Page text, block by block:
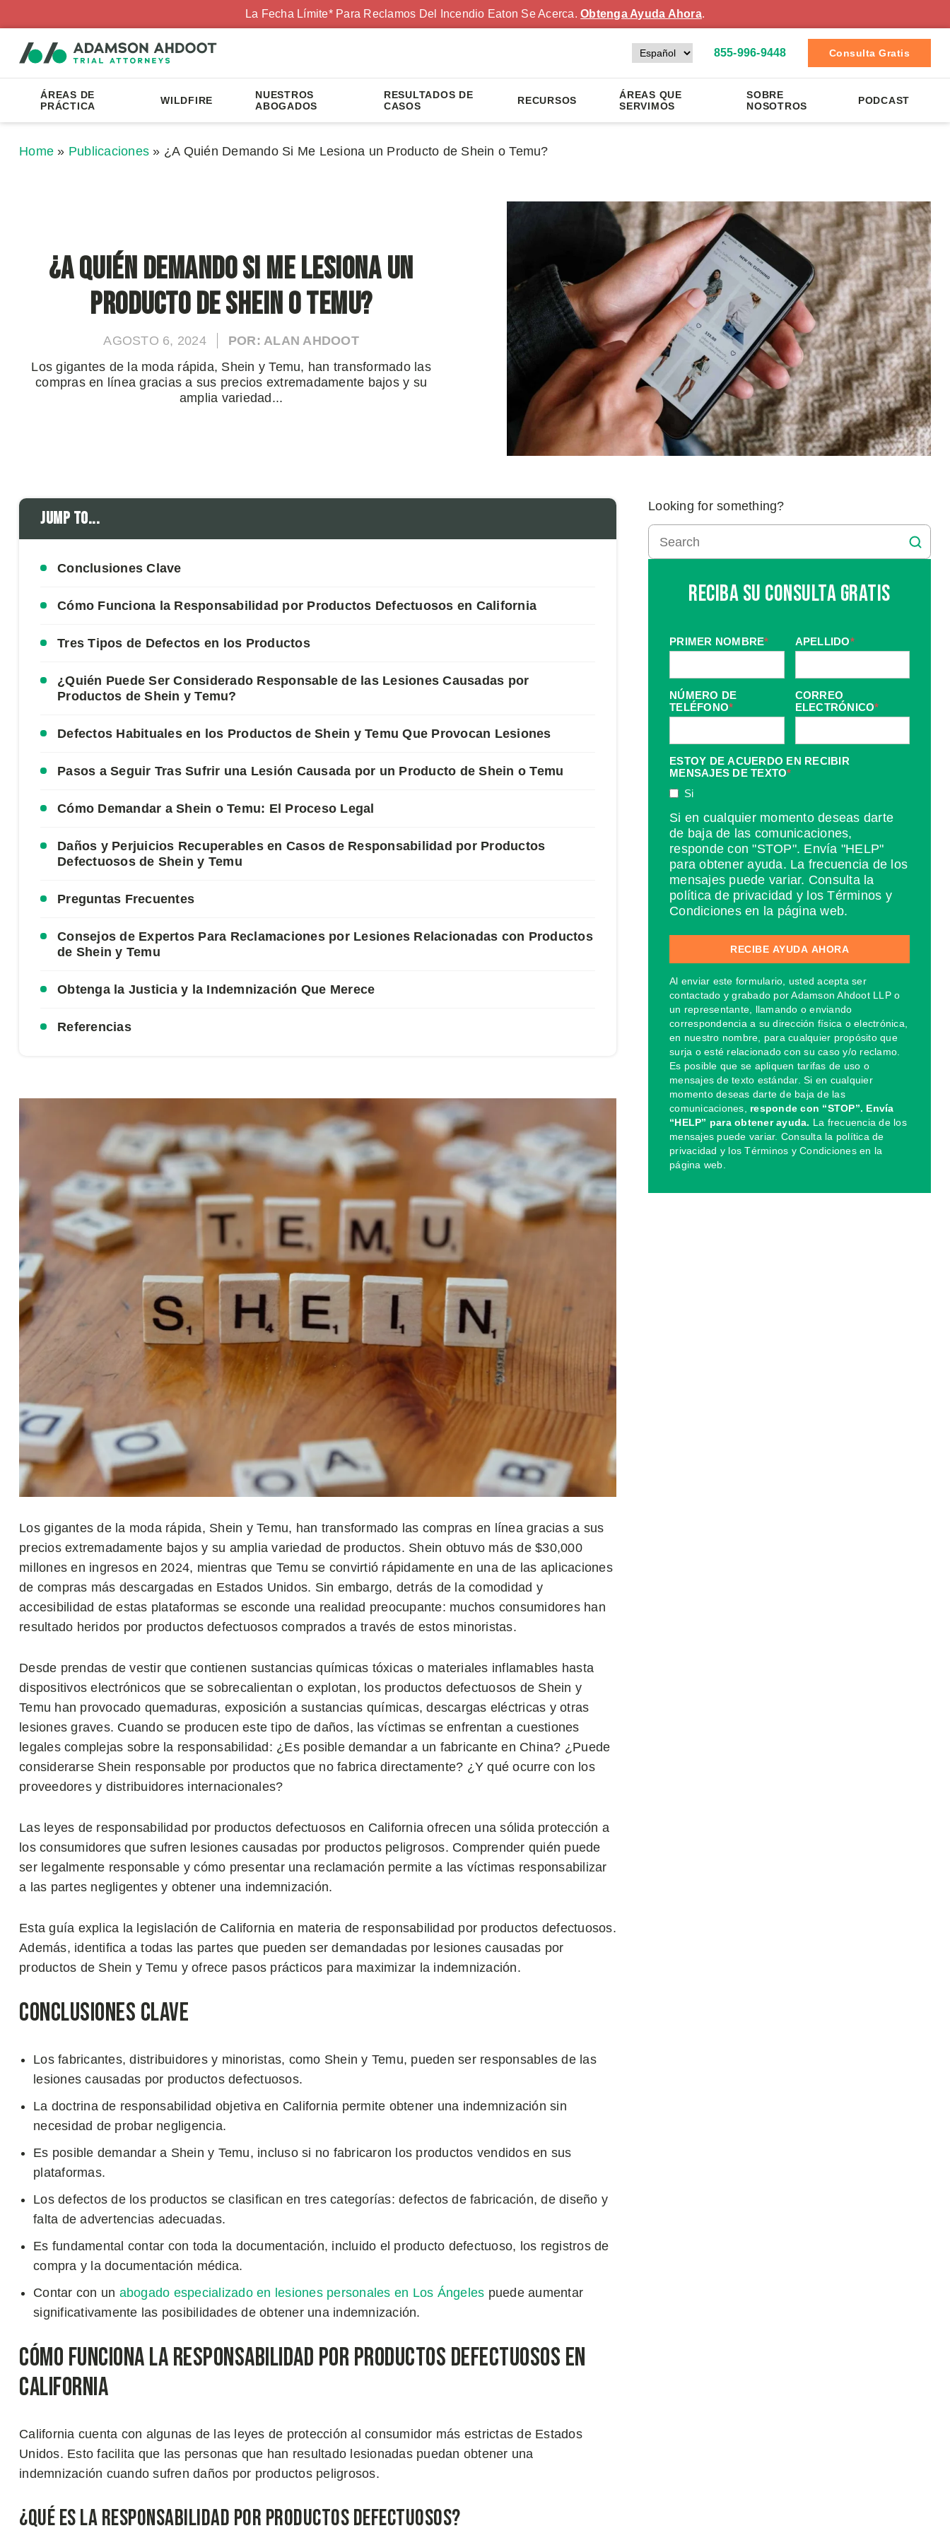
La Fecha Límite* Para Reclamos Del Incendio Eaton Se Acerca.Obtenga Ayuda Ahora.
855-996-9448 Consulta Gratis
ÁREAS DE
PRÁCTICA
WILDFIRE
NUESTROS
ABOGADOS
RESULTADOS DE
CASOS
RECURSOS
ÁREAS QUE
SERVIMOS
SOBRE
NOSOTROS
PODCAST
Home » Publicaciones » ¿A Quién Demando Si Me Lesiona un Producto de Shein o Temu?
¿A Quién Demando Si Me Lesiona un
Producto de Shein o Temu?
AGOSTO 6, 2024
POR: ALAN AHDOOT
Los gigantes de la moda rápida, Shein y Temu, han transformado las
compras en línea gracias a sus precios extremadamente bajos y su
amplia variedad...
Jump to...
Conclusiones Clave
Cómo Funciona la Responsabilidad por Productos Defectuosos en California
Tres Tipos de Defectos en los Productos
¿Quién Puede Ser Considerado Responsable de las Lesiones Causadas por
Productos de Shein y Temu?
Defectos Habituales en los Productos de Shein y Temu Que Provocan Lesiones
Pasos a Seguir Tras Sufrir una Lesión Causada por un Producto de Shein o Temu
Cómo Demandar a Shein o Temu: El Proceso Legal
Daños y Perjuicios Recuperables en Casos de Responsabilidad por Productos
Defectuosos de Shein y Temu
Preguntas Frecuentes
Consejos de Expertos Para Reclamaciones por Lesiones Relacionadas con Productos
de Shein y Temu
Obtenga la Justicia y la Indemnización Que Merece
Referencias
Los gigantes de la moda rápida, Shein y Temu, han transformado las compras en línea gracias a sus
precios extremadamente bajos y su amplia variedad de productos. Shein obtuvo más de $30,000
millones en ingresos en 2024, mientras que Temu se convirtió rápidamente en una de las aplicaciones
de compras más descargadas en Estados Unidos. Sin embargo, detrás de la comodidad y
accesibilidad de estas plataformas se esconde una realidad preocupante: muchos consumidores han
resultado heridos por productos defectuosos comprados a través de estos minoristas.
Desde prendas de vestir que contienen sustancias químicas tóxicas o materiales inflamables hasta
dispositivos electrónicos que se sobrecalientan o explotan, los productos defectuosos de Shein y
Temu han provocado quemaduras, exposición a sustancias químicas, descargas eléctricas y otras
lesiones graves. Cuando se producen este tipo de daños, las víctimas se enfrentan a cuestiones
legales complejas sobre la responsabilidad: ¿Es posible demandar a un fabricante en China? ¿Puede
considerarse Shein responsable por productos que no fabrica directamente? ¿Y qué ocurre con los
proveedores y distribuidores internacionales?
Las leyes de responsabilidad por productos defectuosos en California ofrecen una sólida protección a
los consumidores que sufren lesiones causadas por productos peligrosos. Comprender quién puede
ser legalmente responsable y cómo presentar una reclamación permite a las víctimas responsabilizar
a las partes negligentes y obtener una indemnización.
Esta guía explica la legislación de California en materia de responsabilidad por productos defectuosos.
Además, identifica a todas las partes que pueden ser demandadas por lesiones causadas por
productos de Shein y Temu y ofrece pasos prácticos para maximizar la indemnización.
Conclusiones Clave
Los fabricantes, distribuidores y minoristas, como Shein y Temu, pueden ser responsables de las
lesiones causadas por productos defectuosos.
La doctrina de responsabilidad objetiva en California permite obtener una indemnización sin
necesidad de probar negligencia.
Es posible demandar a Shein y Temu, incluso si no fabricaron los productos vendidos en sus
plataformas.
Los defectos de los productos se clasifican en tres categorías: defectos de fabricación, de diseño y
falta de advertencias adecuadas.
Es fundamental contar con toda la documentación, incluido el producto defectuoso, los registros de
compra y la documentación médica.
Contar con un abogado especializado en lesiones personales en Los Ángeles puede aumentar
significativamente las posibilidades de obtener una indemnización.
Cómo Funciona la Responsabilidad por Productos Defectuosos en
California
California cuenta con algunas de las leyes de protección al consumidor más estrictas de Estados
Unidos. Esto facilita que las personas que han resultado lesionadas puedan obtener una
indemnización cuando sufren daños por productos peligrosos.
¿Qué es la Responsabilidad Por Productos Defectuosos?
Looking for something?
Reciba Su Consulta Gratis
PRIMER NOMBRE* APELLIDO*
NÚMERO DE
TELÉFONO*
CORREO
ELECTRÓNICO*
ESTOY DE ACUERDO EN RECIBIR
MENSAJES DE TEXTO*
Si
Si en cualquier momento deseas darte
de baja de las comunicaciones,
responde con "STOP". Envía "HELP"
para obtener ayuda. La frecuencia de los
mensajes puede variar. Consulta la
política de privacidad y los Términos y
Condiciones en la página web.
Al enviar este formulario, usted acepta ser
contactado y grabado por Adamson Ahdoot LLP o
un representante, llamando o enviando
correspondencia a su dirección física o electrónica,
en nuestro nombre, para cualquier propósito que
surja o esté relacionado con su caso y/o reclamo.
Es posible que se apliquen tarifas de uso o
mensajes de texto estándar. Si en cualquier
momento deseas darte de baja de las
comunicaciones, responde con “STOP”. Envía
“HELP” para obtener ayuda. La frecuencia de los
mensajes puede variar. Consulta la política de
privacidad y los Términos y Condiciones en la
página web.